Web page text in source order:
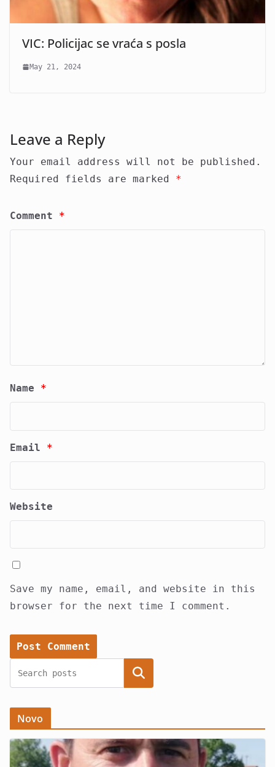
VIC: Policijac se vraća s posla
May 21, 2024
Leave a Reply
Your email address will not be published.
Required fields are marked *
Comment *
Name *
Email *
Website
Save my name, email, and website in this
browser for the next time I comment.
Search
Novo